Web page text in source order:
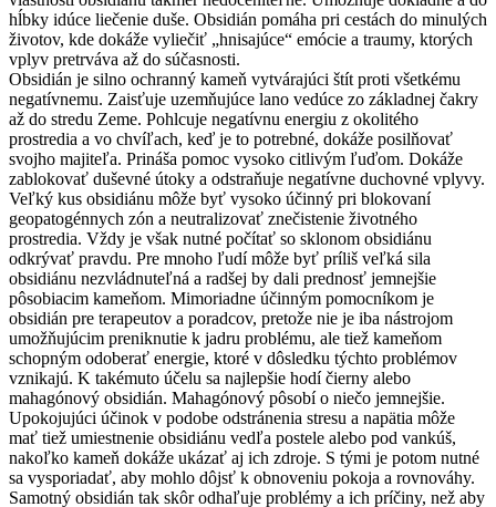
hĺbky idúce liečenie duše. Obsidián pomáha pri cestách do minulých
životov, kde dokáže vyliečiť „hnisajúce“ emócie a traumy, ktorých
vplyv pretrváva až do súčasnosti.
Obsidián je silno ochranný kameň vytvárajúci štít proti všetkému
negatívnemu. Zaisťuje uzemňujúce lano vedúce zo základnej čakry
až do stredu Zeme. Pohlcuje negatívnu energiu z okolitého
prostredia a vo chvíľach, keď je to potrebné, dokáže posilňovať
svojho majiteľa. Prináša pomoc vysoko citlivým ľuďom. Dokáže
zablokovať duševné útoky a odstraňuje negatívne duchovné vplyvy.
Veľký kus obsidiánu môže byť vysoko účinný pri blokovaní
geopatogénnych zón a neutralizovať znečistenie životného
prostredia. Vždy je však nutné počítať so sklonom obsidiánu
odkrývať pravdu. Pre mnoho ľudí môže byť príliš veľká sila
obsidiánu nezvládnuteľná a radšej by dali prednosť jemnejšie
pôsobiacim kameňom. Mimoriadne účinným pomocníkom je
obsidián pre terapeutov a poradcov, pretože nie je iba nástrojom
umožňujúcim preniknutie k jadru problému, ale tiež kameňom
schopným odoberať energie, ktoré v dôsledku týchto problémov
vznikajú. K takémuto účelu sa najlepšie hodí čierny alebo
mahagónový obsidián. Mahagónový pôsobí o niečo jemnejšie.
Upokojujúci účinok v podobe odstránenia stresu a napätia môže
mať tiež umiestnenie obsidiánu vedľa postele alebo pod vankúš,
nakoľko kameň dokáže ukázať aj ich zdroje. S tými je potom nutné
sa vysporiadať, aby mohlo dôjsť k obnoveniu pokoja a rovnováhy.
Samotný obsidián tak skôr odhaľuje problémy a ich príčiny, než aby